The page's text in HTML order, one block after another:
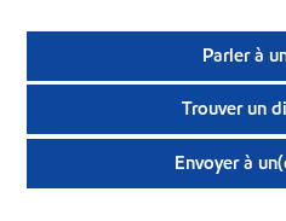
Parler à
Trouver un
Envoyer à